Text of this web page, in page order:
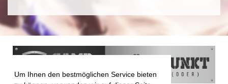
Um Ihnen den bestmöglichen Service bieten